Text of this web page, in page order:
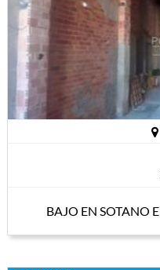
BAJO EN SOTANO